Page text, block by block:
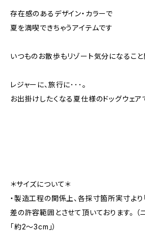
存在感のあるデザイン・カラーで
夏を満喫できちゃうアイテムです
いつものお散歩もリゾート気分になること
レジャーに、旅行に･･･。
お出掛けしたくなる夏仕様のドッグウェア
＊サイズについて＊
・製造工程の関係上、各採寸箇所実寸よ
差の許容範囲とさせて頂いております。 （
「約2～3cm」）